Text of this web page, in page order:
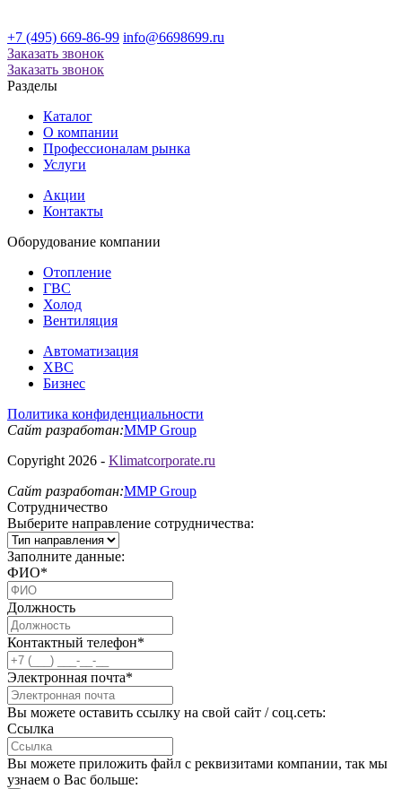
+7 (495) 669-86-99 info@6698699.ru
Заказать звонок
Заказать звонок
Разделы
Каталог
О компании
Профессионалам рынка
Услуги
Акции
Контакты
Оборудование компании
Отопление
ГВС
Холод
Вентиляция
Автоматизация
ХВС
Бизнес
Политика конфиденциальности
Сайт разработан:MMP Group
Copyright 2026 - Klimatcorporate.ru
Сайт разработан:MMP Group
Сотрудничество
Выберите направление сотрудничества:
Заполните данные:
ФИО*
Должность
Контактный телефон*
Электронная почта*
Вы можете оставить ссылку на свой сайт / соц.сеть:
Ссылка
Вы можете приложить файл с реквизитами компании, так мы
узнаем о Вас больше: